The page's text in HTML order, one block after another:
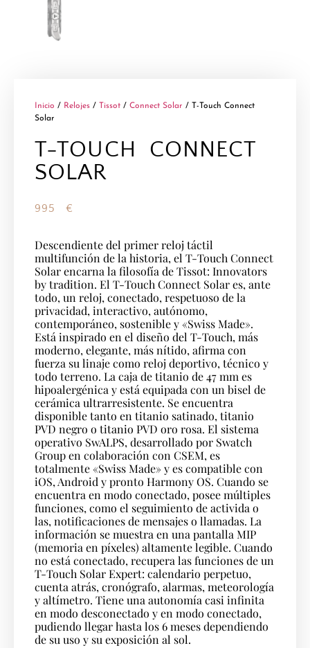
Inicio / Relojes / Tissot / Connect Solar / T-Touch Connect
Solar
T-TOUCH CONNECT
SOLAR
995€
Descendiente del primer reloj táctil
multifunción de la historia, el T-Touch Connect
Solar encarna la filosofía de Tissot: Innovators
by tradition. El T-Touch Connect Solar es, ante
todo, un reloj, conectado, respetuoso de la
privacidad, interactivo, autónomo,
contemporáneo, sostenible y «Swiss Made».
Está inspirado en el diseño del T-Touch, más
moderno, elegante, más nítido, afirma con
fuerza su linaje como reloj deportivo, técnico y
todo terreno. La caja de titanio de 47 mm es
hipoalergénica y está equipada con un bisel de
cerámica ultrarresistente. Se encuentra
disponible tanto en titanio satinado, titanio
PVD negro o titanio PVD oro rosa. El sistema
operativo SwALPS, desarrollado por Swatch
Group en colaboración con CSEM, es
totalmente «Swiss Made» y es compatible con
iOS, Android y pronto Harmony OS. Cuando se
encuentra en modo conectado, posee múltiples
funciones, como el seguimiento de activida o
las, notificaciones de mensajes o llamadas. La
información se muestra en una pantalla MIP
(memoria en píxeles) altamente legible. Cuando
no está conectado, recupera las funciones de un
T-Touch Solar Expert: calendario perpetuo,
cuenta atrás, cronógrafo, alarmas, meteorología
y altímetro. Tiene una autonomía casi infinita
en modo desconectado y en modo conectado,
pudiendo llegar hasta los 6 meses dependiendo
de su uso y su exposición al sol.